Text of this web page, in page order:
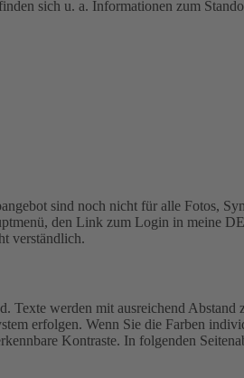
sich u. a. Informationen zum
sind noch nicht für alle Fotos,
den Link zum Login in meine
verständlich.
Texte werden mit ausreichend
erfolgen. Wenn Sie die Farben
Kontraste. In folgenden